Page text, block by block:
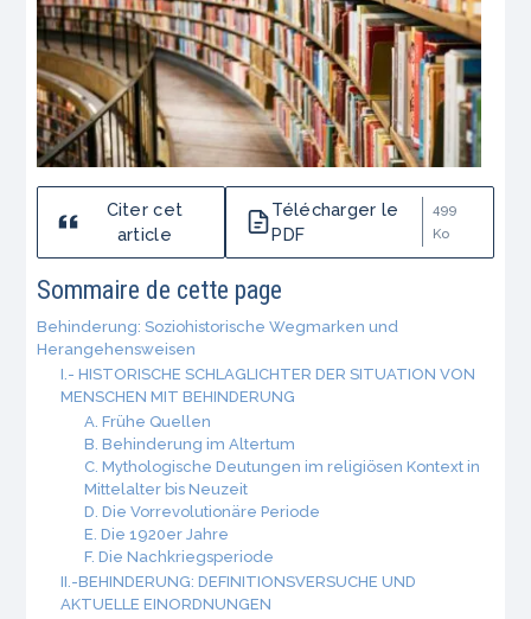
Citer cet
article
Télécharger le
PDF
499
Ko
Sommaire de cette page
Behinderung: Soziohistorische Wegmarken und
Herangehensweisen
I.- HISTORISCHE SCHLAGLICHTER DER SITUATION VON
MENSCHEN MIT BEHINDERUNG
A. Frühe Quellen
B. Behinderung im Altertum
C. Mythologische Deutungen im religiösen Kontext in
Mittelalter bis Neuzeit
D. Die Vorrevolutionäre Periode
E. Die 1920er Jahre
F. Die Nachkriegsperiode
II.-BEHINDERUNG: DEFINITIONSVERSUCHE UND
AKTUELLE EINORDNUNGEN